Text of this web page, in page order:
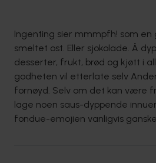
Ingenting sier mmmpfh! som en
smeltet ost. Eller sjokolade. Å
desserter, frukt, brød og kjøtt i
godheten vil etterlate selv
fornøyd. Selv om det kan være
lage noen saus-dyppende
fondue-emojien vanligvis